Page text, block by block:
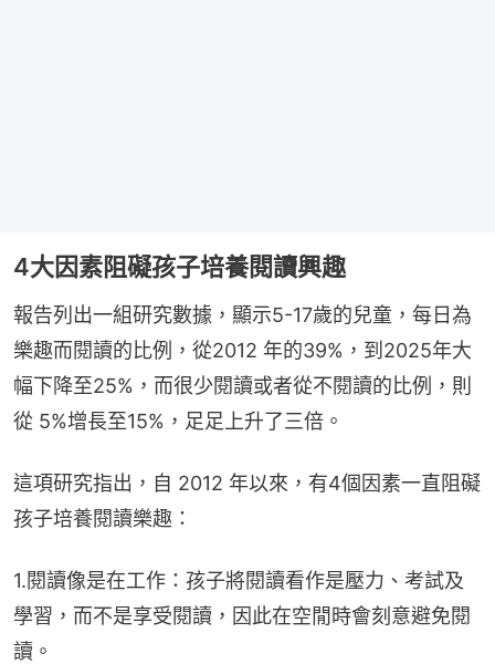
4大因素阻礙孩子培養閱讀興趣
報告列出一組研究數據，顯示5-17歲的兒童，每日為
樂趣而閱讀的比例，從2012 年的39%，到2025年大
幅下降至25%，而很少閱讀或者從不閱讀的比例，則
從 5%增長至15%，足足上升了三倍。
這項研究指出，自 2012 年以來，有4個因素一直阻礙
孩子培養閱讀樂趣：
1.閱讀像是在工作：孩子將閱讀看作是壓力、考試及
學習，而不是享受閱讀，因此在空閒時會刻意避免閱
讀。